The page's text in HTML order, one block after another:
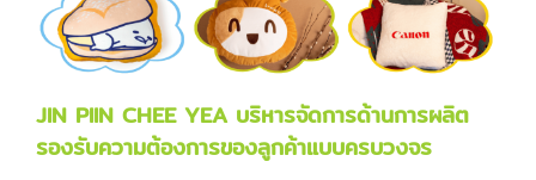
JIN PIIN CHEE YEA บริหารจัดการด้านการผลิต
รองรับความต้องการของลูกค้าแบบครบวงจร